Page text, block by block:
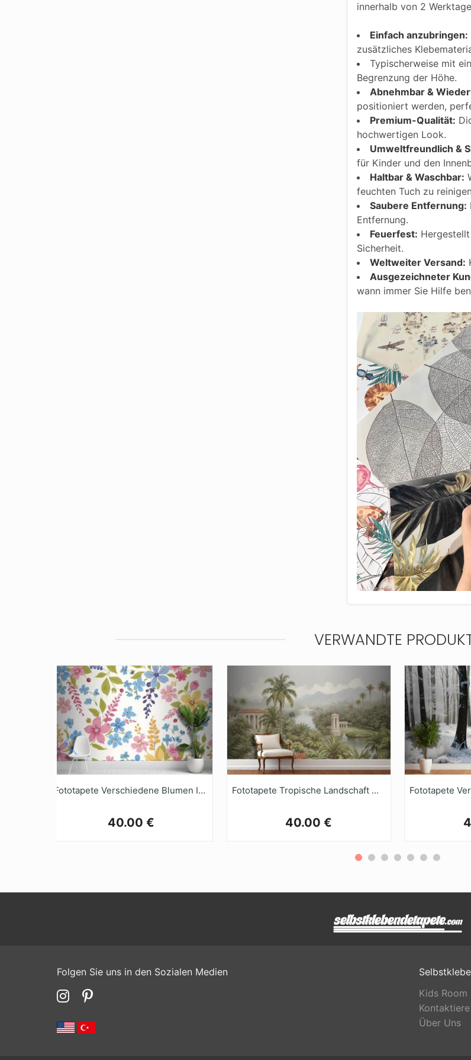
innerhalb von 2
Einfach anzubringen:
zusätzliches
Typischerweise mit
Begrenzung der Höhe.
Abnehmbar &
positioniert werden,
Premium-Qualität:
hochwertigen Look.
Umweltfreundlich &
für Kinder und den
Haltbar & Waschbar:
feuchten Tuch zu
Saubere Entfernung:
Entfernung.
Feuerfest:
Sicherheit.
Weltweiter Versand:
Ausgezeichneter
wann immer Sie Hilfe
VERWANDTE
Fototapete Verschiedene Blumen In Rosa Blau Gelb Und Grüntönen
40.00 €
Fototapete Tropische Landschaft Mit Üppigen Palmen Und Exotischen Pflanzen
40.00 €
Folgen Sie uns in den Sozialen Medien
Kids Room
Über Uns